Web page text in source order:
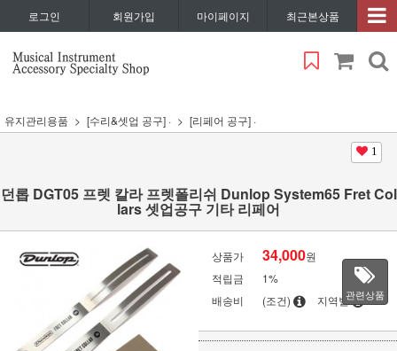
로그인 회원가입 마이페이지 최근본상품
유지관리용품 [수리&셋업 공구] · [리페어 공구] ·
1
던롭 DGT05 프렛 칼라 프렛폴리쉬 Dunlop System65 Fret Col
lars 셋업공구 기타 리페어
상품가 34,000원
적립금
1%
배송비
(조건) 지역별관련상품